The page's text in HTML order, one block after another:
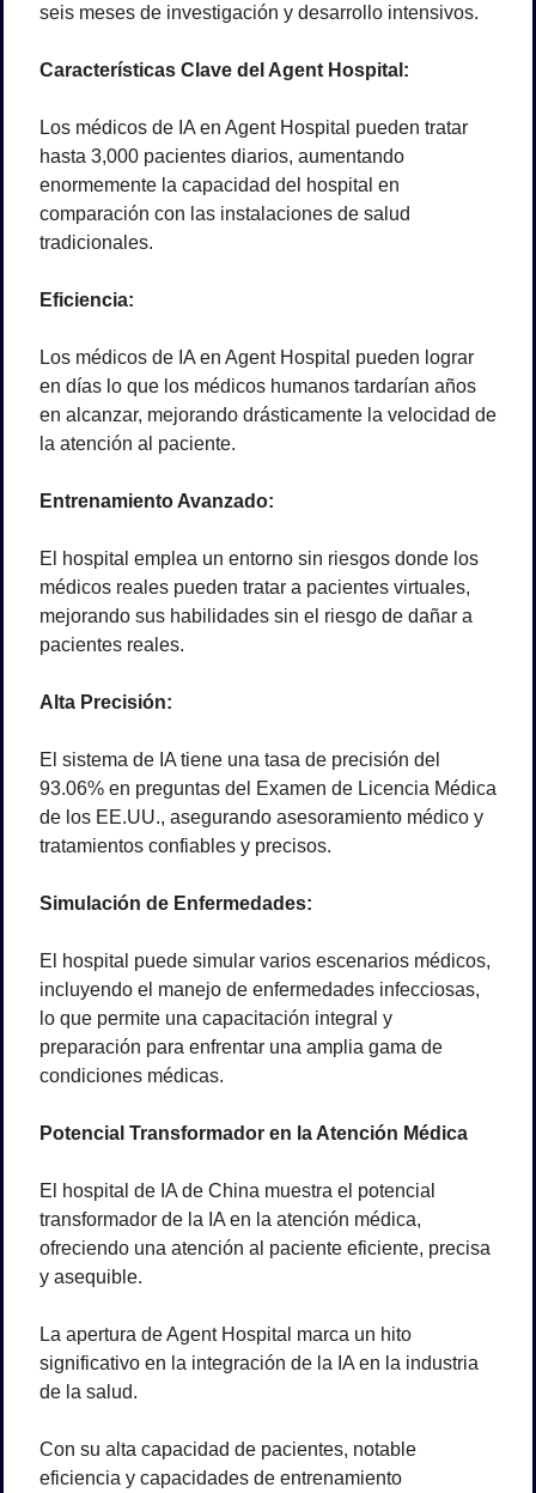
seis meses de investigación y desarrollo intensivos.
Características Clave del Agent Hospital:
Los médicos de IA en Agent Hospital pueden tratar
hasta 3,000 pacientes diarios, aumentando
enormemente la capacidad del hospital en
comparación con las instalaciones de salud
tradicionales.
Eficiencia:
Los médicos de IA en Agent Hospital pueden lograr
en días lo que los médicos humanos tardarían años
en alcanzar, mejorando drásticamente la velocidad de
la atención al paciente.
Entrenamiento Avanzado:
El hospital emplea un entorno sin riesgos donde los
médicos reales pueden tratar a pacientes virtuales,
mejorando sus habilidades sin el riesgo de dañar a
pacientes reales.
Alta Precisión:
El sistema de IA tiene una tasa de precisión del
93.06% en preguntas del Examen de Licencia Médica
de los EE.UU., asegurando asesoramiento médico y
tratamientos confiables y precisos.
Simulación de Enfermedades:
El hospital puede simular varios escenarios médicos,
incluyendo el manejo de enfermedades infecciosas,
lo que permite una capacitación integral y
preparación para enfrentar una amplia gama de
condiciones médicas.
Potencial Transformador en la Atención Médica
El hospital de IA de China muestra el potencial
transformador de la IA en la atención médica,
ofreciendo una atención al paciente eficiente, precisa
y asequible.
La apertura de Agent Hospital marca un hito
significativo en la integración de la IA en la industria
de la salud.
Con su alta capacidad de pacientes, notable
eficiencia y capacidades de entrenamiento